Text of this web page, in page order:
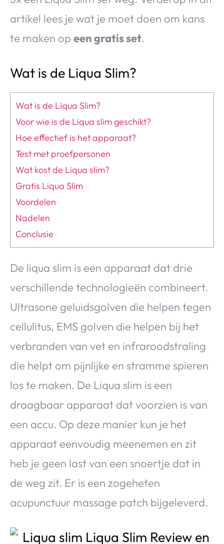
artikel lees je wat je moet doen om kans
te maken op een gratis set.
Wat is de Liqua Slim?
Wat is de Liqua Slim?
Voor wie is de Liqua slim geschikt?
Hoe effectief is het apparaat?
Test met proefpersonen
Wat kost de Liqua slim?
Gratis Liqua Slim
Voordelen
Nadelen
Conclusie
De liqua slim is een apparaat dat drie
verschillende technologieën combineert.
Ultrasone geluidsgolven die helpen tegen
cellulitus, EMS golven die helpen bij het
verbranden van vet en infraroodstraling
die helpt om pijnlijke en stramme spieren
los te maken. De Liqua slim is een
draagbaar apparaat dat voorzien is van
een accu. Op deze manier kun je het
apparaat eenvoudig meenemen en zit
heb je geen last van een snoertje dat in
de weg zit. Er is een zogeheten
acupunctuur massage patch bijgeleverd.